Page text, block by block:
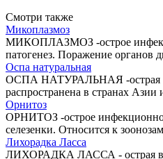
Смотри также
Микоплазмоз
МИКОПЛАЗМОЗ -острое
патогенез. Поражение
Оспа натуральная
ОСПА НАТУРАЛЬНАЯ -острая
распространена в странах
Орнитоз
ОРНИТОЗ -острое
селезенки. Относится к
Лихорадка Ласса
ЛИХОРАДКА ЛАССА - острая